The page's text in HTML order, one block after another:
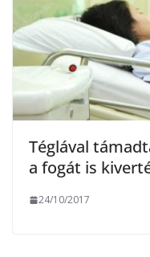
Téglával
a fogát is
24/10/2017